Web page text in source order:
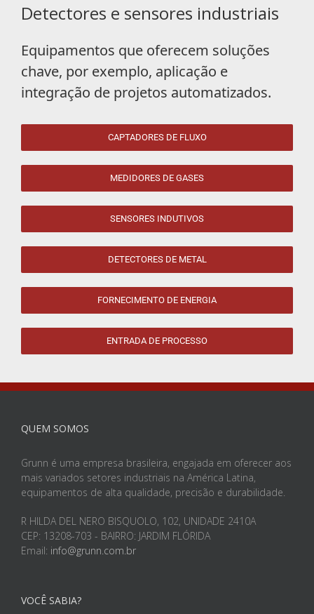
Detectores e sensores industriais
Equipamentos que oferecem soluções
chave, por exemplo, aplicação e
integração de projetos automatizados.
CAPTADORES DE FLUXO
MEDIDORES DE GASES
SENSORES INDUTIVOS
DETECTORES DE METAL
FORNECIMENTO DE ENERGIA
ENTRADA DE PROCESSO
QUEM SOMOS
Grunn é uma empresa brasileira, engajada em oferecer aos
mais variados setores industriais na América Latina,
equipamentos de alta qualidade, precisão e durabilidade.
R HILDA DEL NERO BISQUOLO, 102, UNIDADE 2410A
CEP: 13208-703 - BAIRRO: JARDIM FLÓRIDA
Email: info@grunn.com.br
VOCÊ SABIA?